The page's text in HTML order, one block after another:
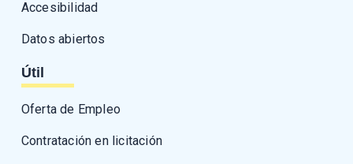
Accesibilidad
Datos abiertos
Útil
Oferta de Empleo
Contratación en licitación